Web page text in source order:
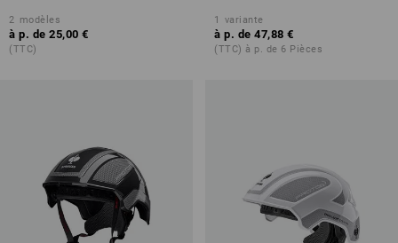
2 modèles
à p. de 25,00 €
(TTC)
1 variante
à p. de 47,88 €
(TTC) à p. de 6 Pièces